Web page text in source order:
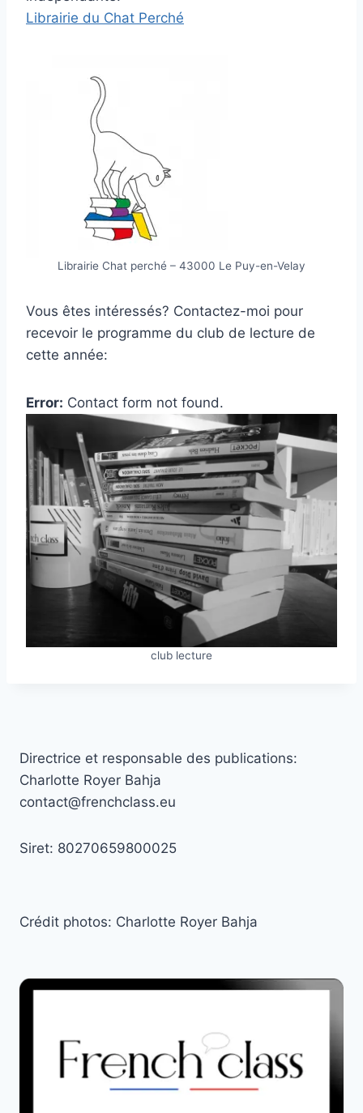
Librairie du Chat Perché
Librairie Chat perché – 43000 Le Puy-en-Velay
Vous êtes intéressés? Contactez-moi pour
recevoir le programme du club de lecture de
cette année:
Error: Contact form not found.
club lecture
Directrice et responsable des publications:
Charlotte Royer Bahja
contact@frenchclass.eu
Siret: 80270659800025
Crédit photos: Charlotte Royer Bahja